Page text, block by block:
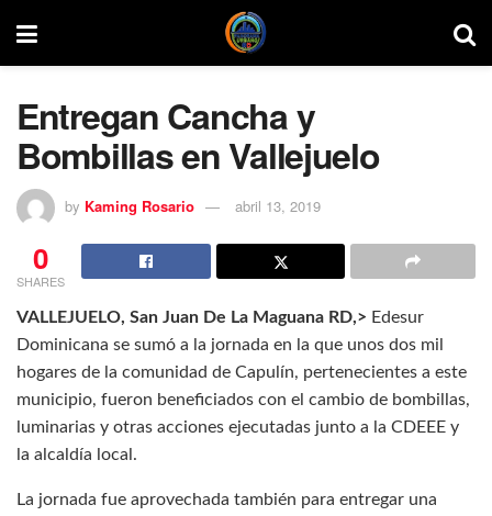
Entregan Cancha y
Bombillas en Vallejuelo
by Kaming Rosario abril 13, 2019
0
SHARES
VALLEJUELO, San Juan De La Maguana RD,> Edesur
Dominicana se sumó a la jornada en la que unos dos mil
hogares de la comunidad de Capulín, pertenecientes a este
municipio, fueron beneficiados con el cambio de bombillas,
luminarias y otras acciones ejecutadas junto a la CDEEE y
la alcaldía local.
La jornada fue aprovechada también para entregar una